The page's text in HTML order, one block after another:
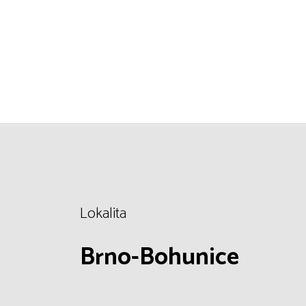
Lokalita
Brno-Bohunice